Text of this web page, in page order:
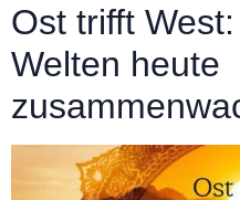
Ost trifft
Welten heute